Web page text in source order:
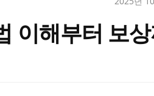
이해부터 보